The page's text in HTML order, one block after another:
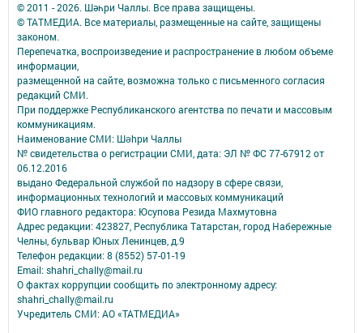
© 2011 - 2026. Шәһри Чаллы. Все права защищены.
© ТАТМЕДИА. Все материалы, размещенные на сайте, защищены
законом.
Перепечатка, воспроизведение и распространение в любом объеме
информации,
размещенной на сайте, возможна только с письменного согласия
редакций СМИ.
При поддержке Республиканского агентства по печати и массовым
коммуникациям.
Наименование СМИ: Шəhри Чаллы
№ свидетельства о регистрации СМИ, дата: ЭЛ № ФС 77-67912 от
06.12.2016
выдано Федеральной службой по надзору в сфере связи,
информационных технологий и массовых коммуникаций
ФИО главного редактора: Юсупова Резида Махмутовна
Адрес редакции: 423827, Республика Татарстан, город Набережные
Челны, бульвар Юных Ленинцев, д.9
Телефон редакции: 8 (8552) 57-01-19
Email: shahri_chally@mail.ru
О фактах коррупции сообщить по электронному адресу:
shahri_chally@mail.ru
Учредитель СМИ: АО «ТАТМЕДИА»